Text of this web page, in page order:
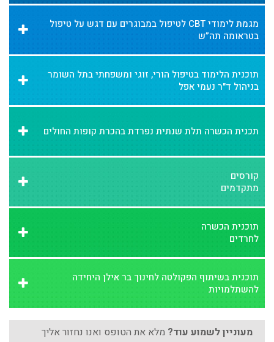
מגמת לימודי CBT לטיפול במבוגרים עם דגש על טיפול
בטראומה תה”ש
תוכנית הלימוד בטיפול הורי, זוגי ומשפחתי בתל השומר
בניהול ד"ר נעמי אפל
תכנית הכשרה תלת שנתית נפרדת בהכרת קופות החולים
קורסים
מתקדמים
תוכנית הכשרה
לחרדים
תוכנית בשיתוף הפקולטה לחינוך בר אילן היחידה
להשתלמויות
מעוניין לשמוע עוד? מלא את הטופס ואנו נחזור אליך